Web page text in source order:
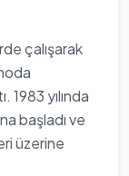
çalışarak
1983 yılında
başladı ve
üzerine